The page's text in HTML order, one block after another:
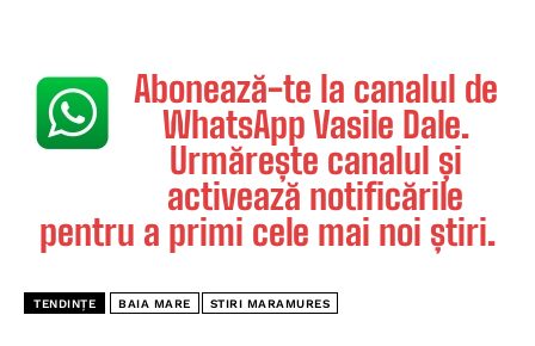
Abonează-te la canalul de
WhatsApp Vasile Dale.
Urmărește canalul și
activează notificările
pentru a primi cele mai noi știri.
TENDINȚE BAIA MARE STIRI MARAMURES